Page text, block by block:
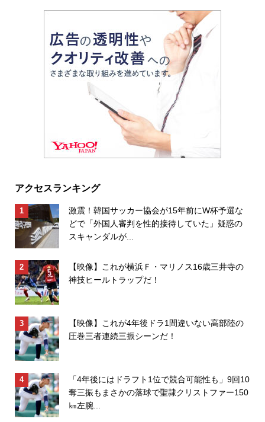
アクセスランキング
激震！韓国サッカー協会が15年前にW杯予選な
どで「外国人審判を性的接待していた」疑惑の
スキャンダルが...
【映像】これが横浜Ｆ・マリノス16歳三井寺の
神技ヒールトラップだ！
【映像】これが4年後ドラ1間違いない高部陸の
圧巻三者連続三振シーンだ！
「4年後にはドラフト1位で競合可能性も」9回10
奪三振もまさかの落球で聖隷クリストファー150
㎞左腕...